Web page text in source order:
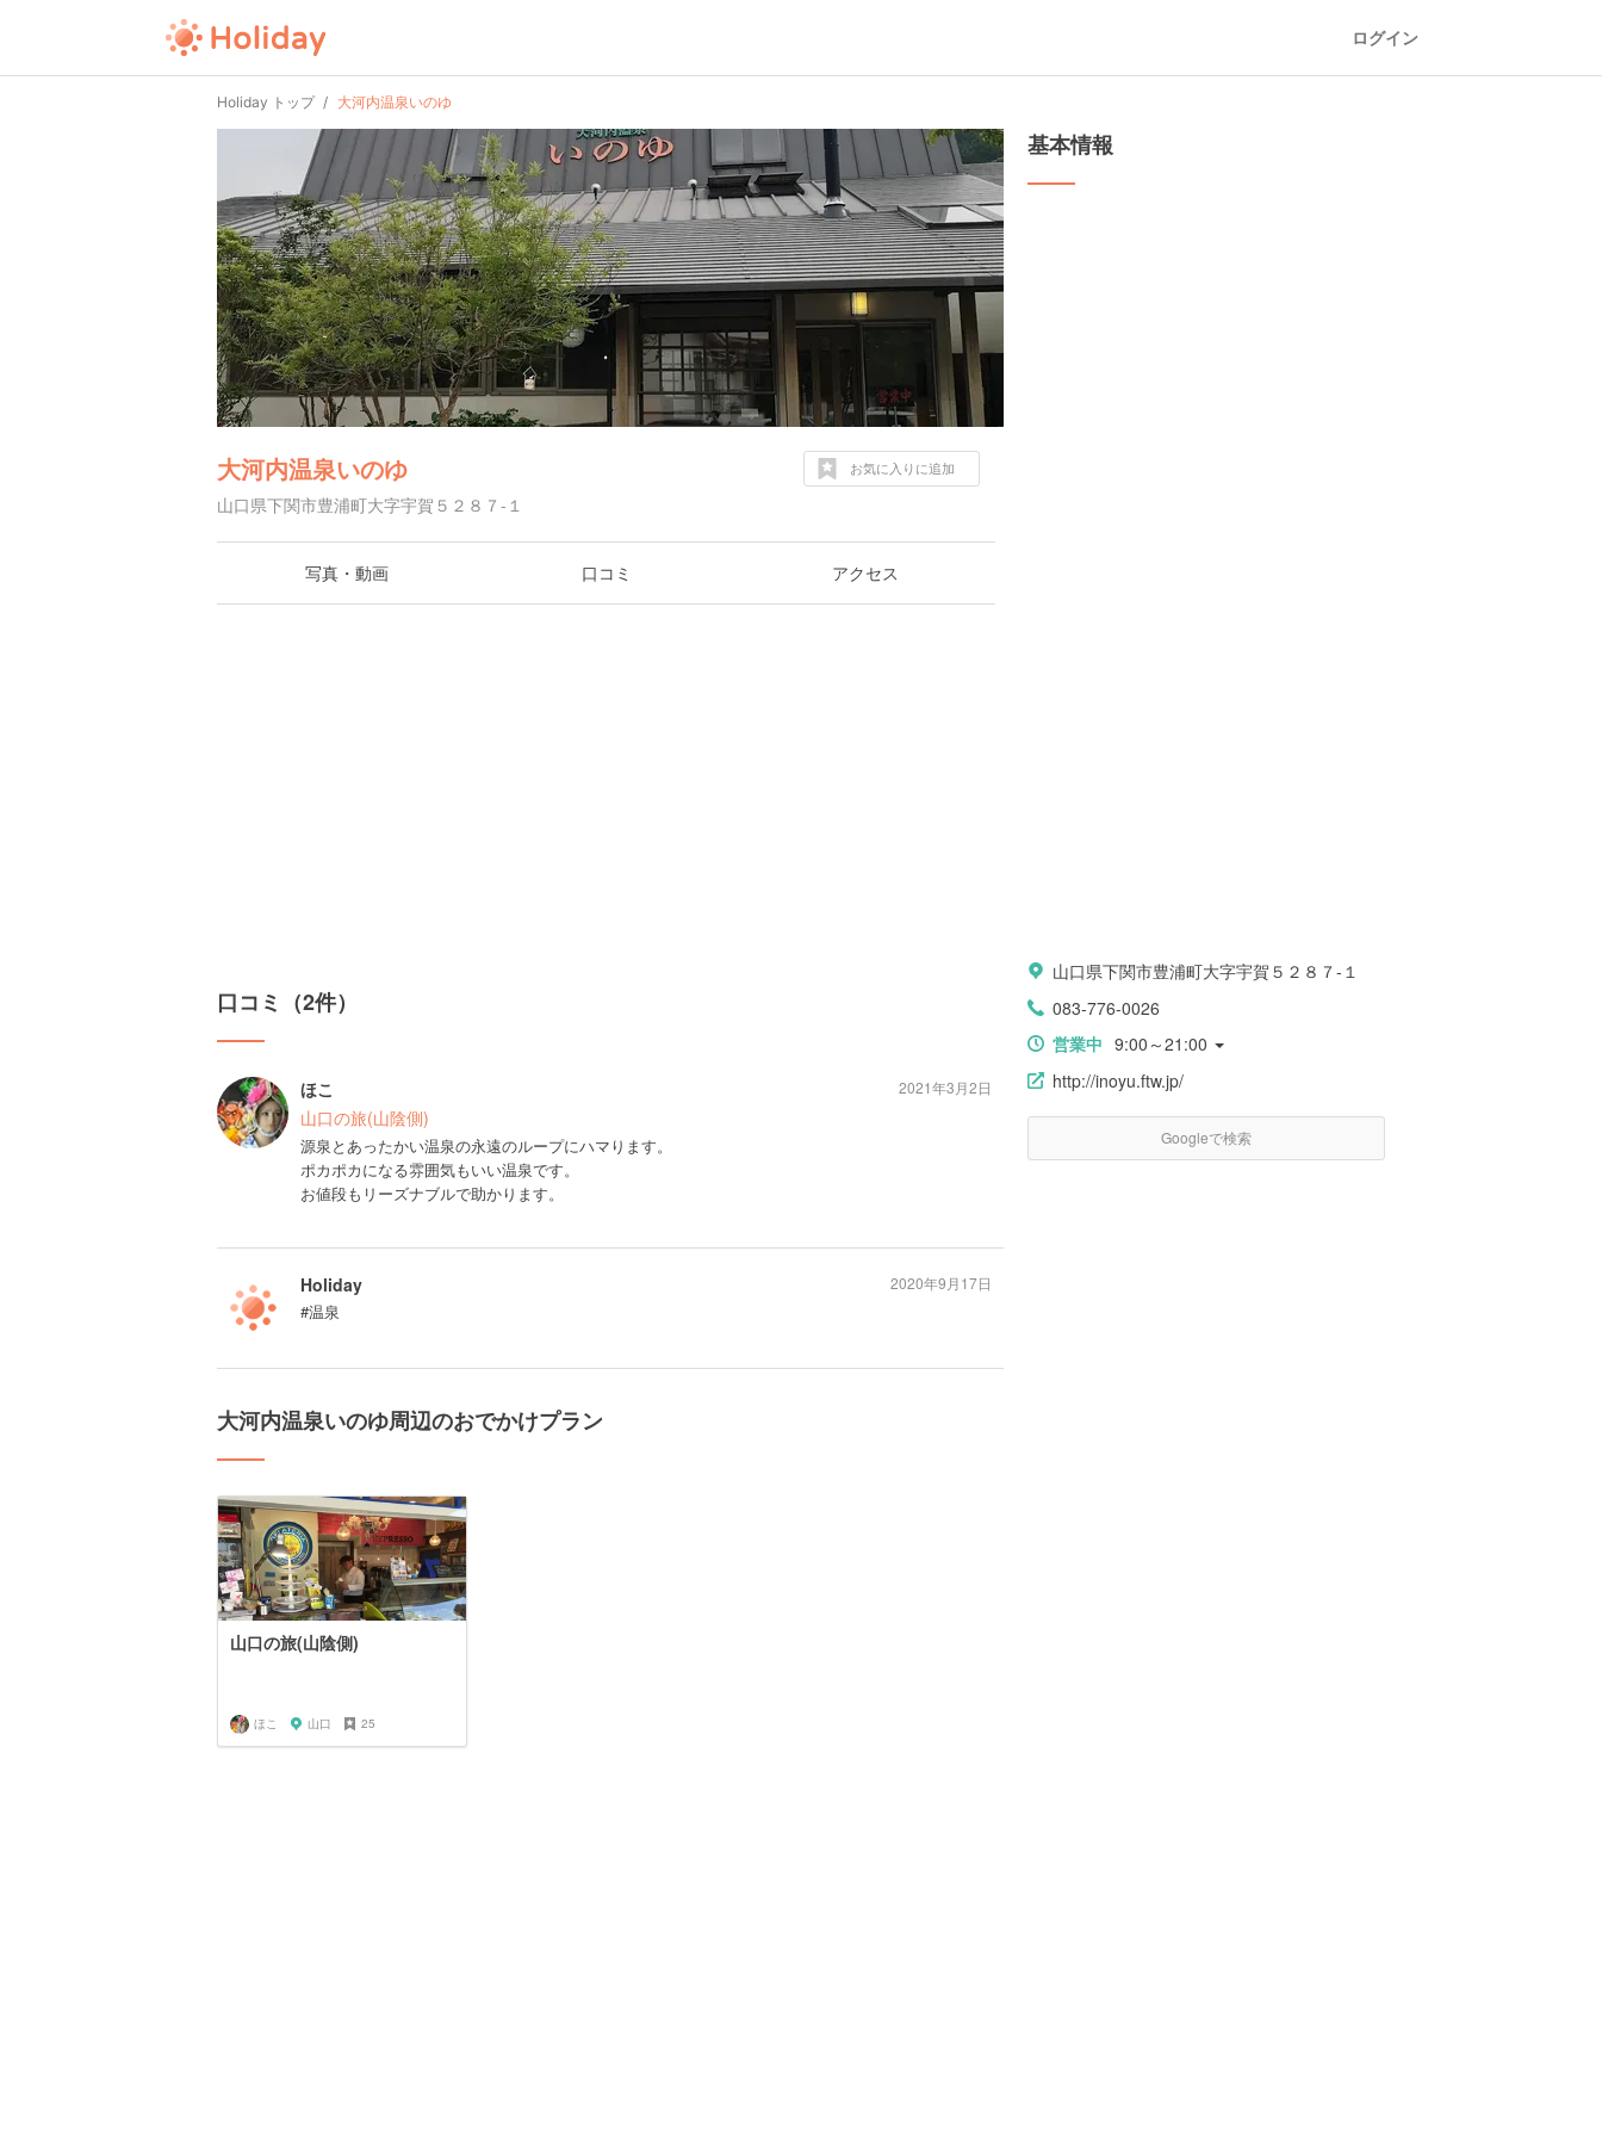
ログイン
Holiday トップ 大河内温泉いのゆ
大河内温泉いのゆ
山口県下関市豊浦町大字宇賀５２８７-１
お気に入りに追加
写真・動画 口コミ アクセス
口コミ（2件）
ほこ
山口の旅(山陰側)
源泉とあったかい温泉の永遠のループにハマります。
ポカポカになる雰囲気もいい温泉です。
お値段もリーズナブルで助かります。
2021年3月2日
Holiday
#温泉
2020年9月17日
大河内温泉いのゆ周辺のおでかけプラン
山口の旅(山陰側)
ほこ 山口 25
基本情報
山口県下関市豊浦町大字宇賀５２８７-１
083-776-0026
営業中 9:00～21:00
http://inoyu.ftw.jp/
Googleで検索